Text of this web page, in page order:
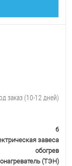
заказ (10-12 дней)
6
завеса
обогрев
(ТЭН)